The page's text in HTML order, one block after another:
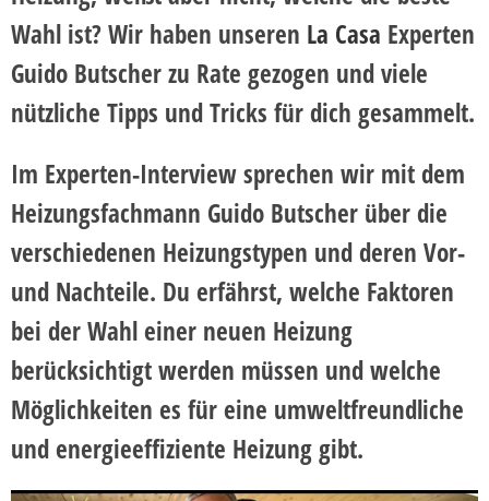
Wahl ist? Wir haben unseren La Casa Experten
Guido Butscher zu Rate gezogen und viele
nützliche Tipps und Tricks für dich gesammelt.
Im Experten-Interview sprechen wir mit dem
Heizungsfachmann Guido Butscher über die
verschiedenen Heizungstypen und deren Vor-
und Nachteile. Du erfährst, welche Faktoren
bei der Wahl einer neuen Heizung
berücksichtigt werden müssen und welche
Möglichkeiten es für eine umweltfreundliche
und energieeffiziente Heizung gibt.